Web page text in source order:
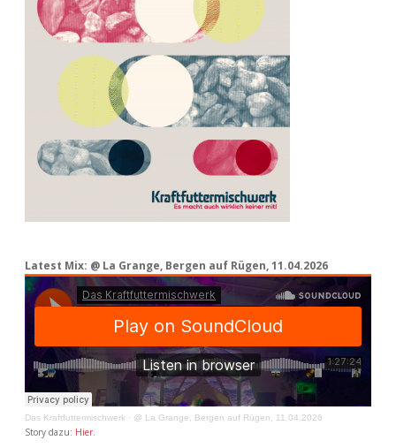
Latest Mix: @ La Grange, Bergen auf Rügen, 11.04.2026
Das Kraftfuttermischwerk · @ La Grange, Bergen auf Rügen, 11.04.2026
Story dazu: Hier